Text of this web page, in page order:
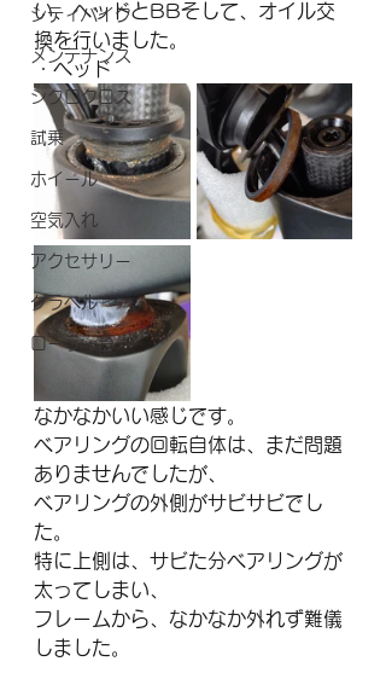
シティバイク
メンテナンス
シクロクロス
試乗
ホイール
空気入れ
アクセサリー
グラベル
ローラー台
い、ヘッドとBBそして、オイル交
換を行いました。
・ヘッド
なかなかいい感じです。
ベアリングの回転自体は、まだ問題
ありませんでしたが、
ベアリングの外側がサビサビでし
た。
特に上側は、サビた分ベアリングが
太ってしまい、
フレームから、なかなか外れず難儀
しました。